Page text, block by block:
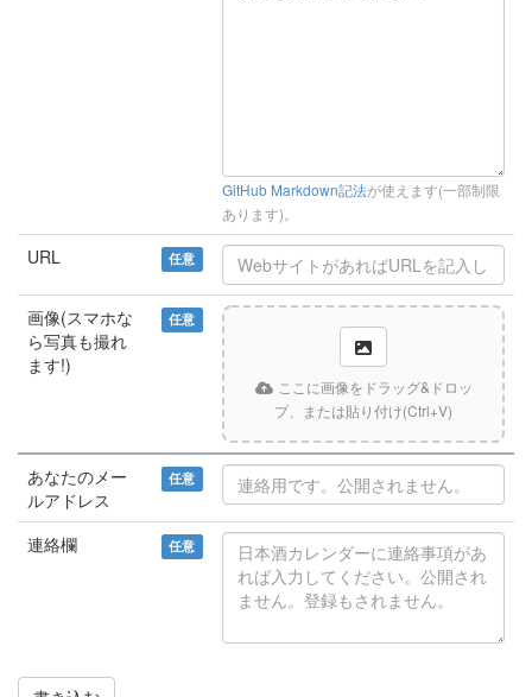
GitHub Markdown記法が使えます(一部制限
あります)。
URL 任意
画像(スマホな
ら写真も撮れ
ます!)
任意
ここに画像をドラッグ&ドロッ
プ、または貼り付け(Ctrl+V)
あなたのメー
ルアドレス
任意
連絡欄 任意